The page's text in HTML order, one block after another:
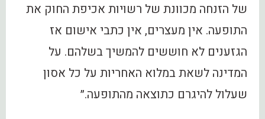
של הזנחה מכוונת של רשויות אכיפת החוק את
התופעה. אין מעצרים, אין כתבי אישום אז
הגזענים לא חוששים להמשיך בשלהם. על
המדינה לשאת במלוא האחריות על כל אסון
שעלול להיגרם כתוצאה מהתופעה.״